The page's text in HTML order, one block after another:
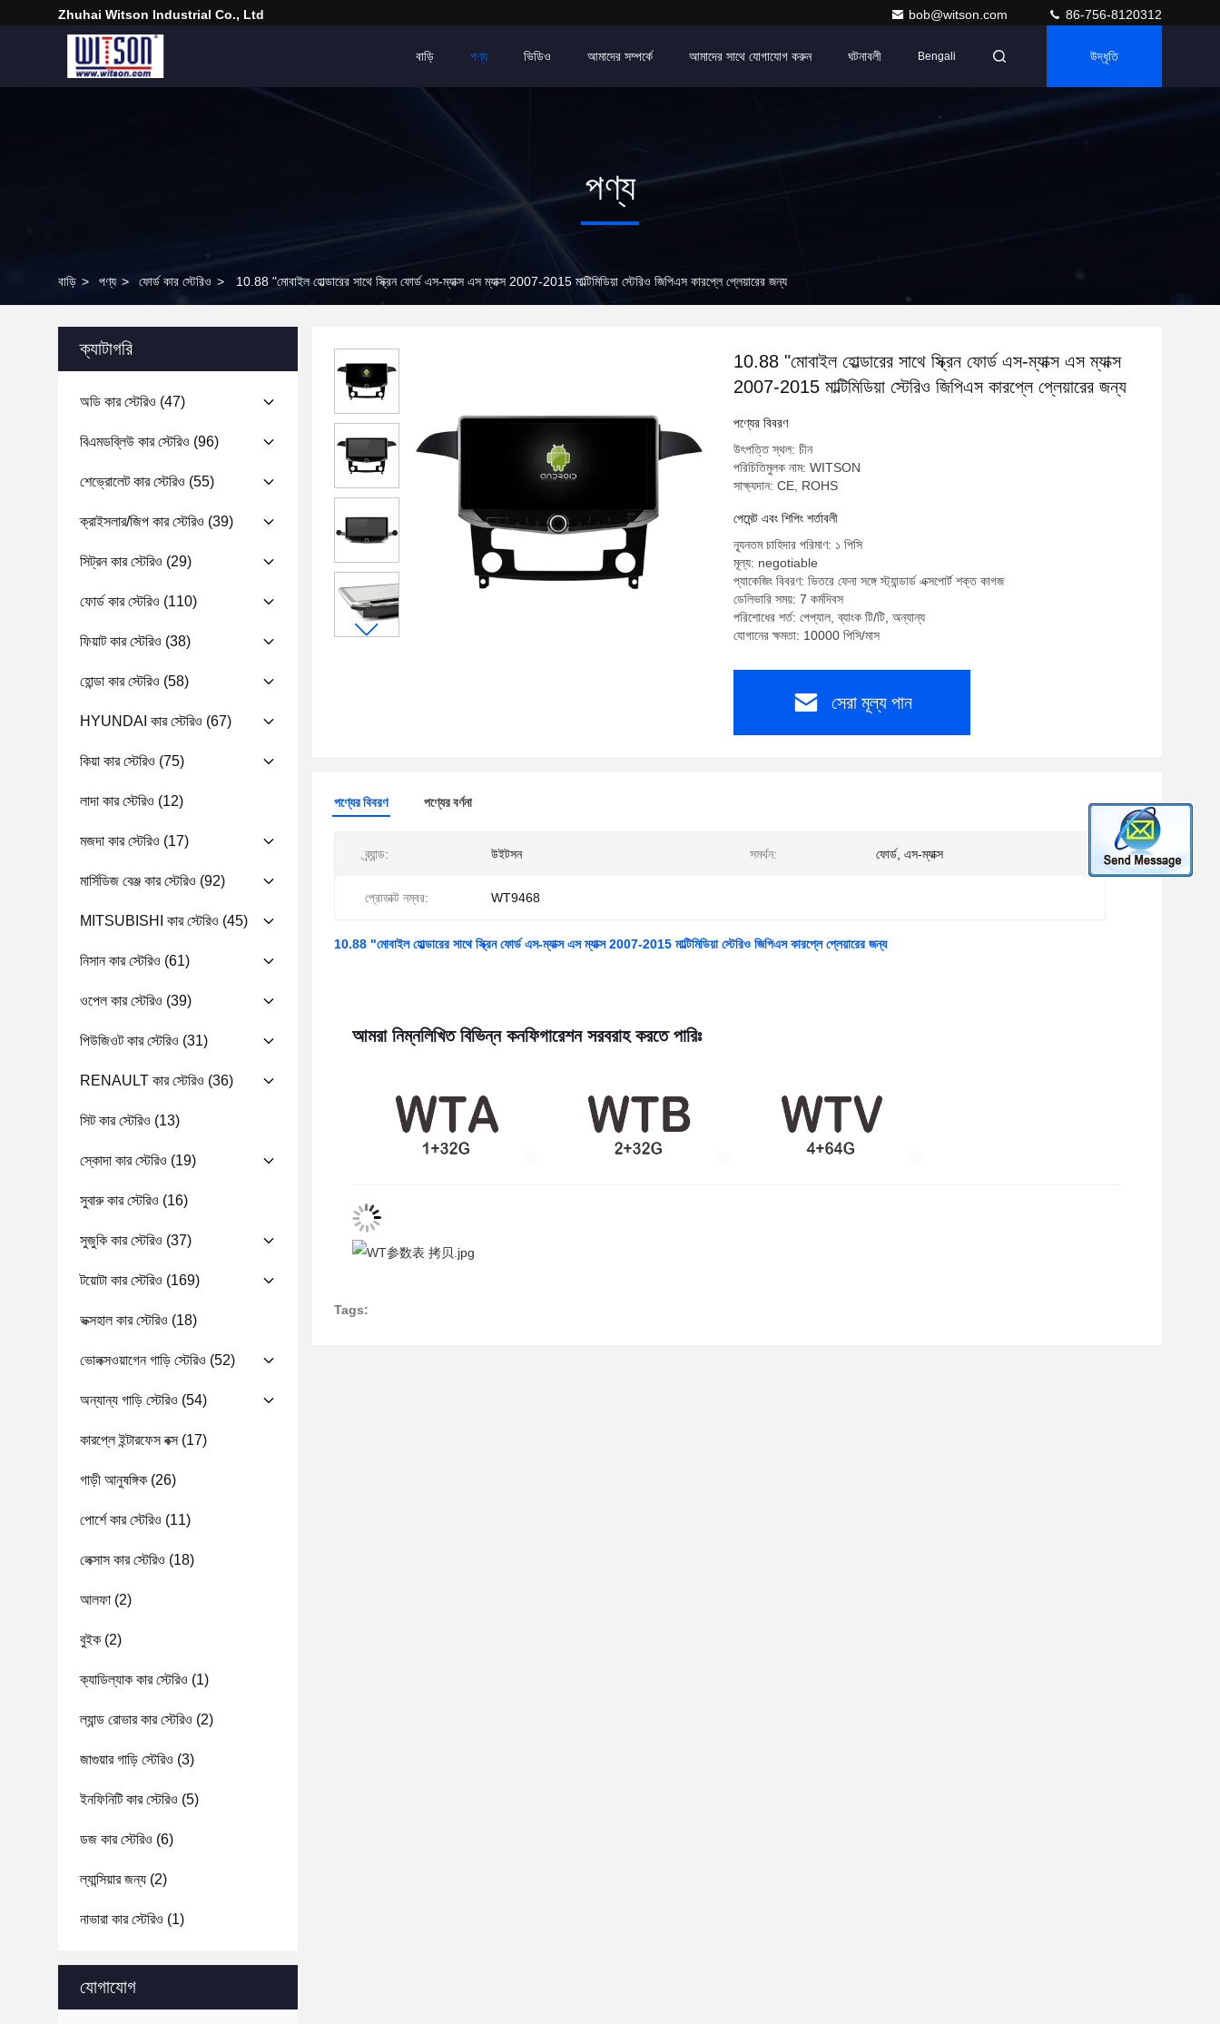
Zhuhai Witson Industrial Co., Ltd bob@witson.com 86-756-8120312
বাড়ি পণ্য ভিডিও আমাদের সম্পর্কে আমাদের সাথে যোগাযোগ করুন ঘটনাবলী Bengali উদ্ধৃতি
পণ্য
বাড়ি > পণ্য > ফোর্ড কার স্টেরিও > 10.88 "মোবাইল হোল্ডারের সাথে স্ক্রিন ফোর্ড এস-ম্যাক্স এস ম্যাক্স 2007-2015 মাল্টিমিডিয়া স্টেরিও জিপিএস কারপ্লে প্লেয়ারের জন্য
ক্যাটাগরি
অডি কার স্টেরিও (47)
বিএমডব্লিউ কার স্টেরিও (96)
শেভ্রোলেট কার স্টেরিও (55)
ক্রাইসলার/জিপ কার স্টেরিও (39)
সিট্রন কার স্টেরিও (29)
ফোর্ড কার স্টেরিও (110)
ফিয়াট কার স্টেরিও (38)
হোন্ডা কার স্টেরিও (58)
HYUNDAI কার স্টেরিও (67)
কিয়া কার স্টেরিও (75)
লাদা কার স্টেরিও (12)
মজদা কার স্টেরিও (17)
মার্সিডিজ বেঞ্জ কার স্টেরিও (92)
MITSUBISHI কার স্টেরিও (45)
নিসান কার স্টেরিও (61)
ওপেল কার স্টেরিও (39)
পিউজিওট কার স্টেরিও (31)
RENAULT কার স্টেরিও (36)
সিট কার স্টেরিও (13)
স্কোদা কার স্টেরিও (19)
সুবারু কার স্টেরিও (16)
সুজুকি কার স্টেরিও (37)
টয়োটা কার স্টেরিও (169)
ভক্সহাল কার স্টেরিও (18)
ভোলক্সওয়াগেন গাড়ি স্টেরিও (52)
অন্যান্য গাড়ি স্টেরিও (54)
কারপ্লে ইন্টারফেস বক্স(17)
গাড়ী আনুষঙ্গিক (26)
পোর্শে কার স্টেরিও (11)
লেক্সাস কার স্টেরিও (18)
আলফা (2)
বুইক (2)
ক্যাডিল্যাক কার স্টেরিও (1)
ল্যান্ড রোভার কার স্টেরিও (2)
জাগুয়ার গাড়ি স্টেরিও (3)
ইনফিনিটি কার স্টেরিও (5)
ডজ কার স্টেরিও (6)
ল্যান্সিয়ার জন্য (2)
নাভারা কার স্টেরিও (1)
যোগাযোগ
10.88 "মোবাইল হোল্ডারের সাথে স্ক্রিন ফোর্ড এস-ম্যাক্স এস ম্যাক্স
2007-2015 মাল্টিমিডিয়া স্টেরিও জিপিএস কারপ্লে প্লেয়ারের জন্য
পণ্যের বিবরণ
উৎপত্তি স্থল: চীন
পরিচিতিমুলক নাম: WITSON
সাক্ষ্যদান: CE, ROHS
পেমেন্ট এবং শিপিং শর্তাবলী
ন্যূনতম চাহিদার পরিমাণ: ১ পিসি
মূল্য: negotiable
প্যাকেজিং বিবরণ: ভিতরে ফেনা সঙ্গে স্ট্যান্ডার্ড এক্সপোর্ট শক্ত কাগজ
ডেলিভারি সময়: 7 কর্মদিবস
পরিশোধের শর্ত: পেপ্যাল, ব্যাংক টি/টি, অন্যান্য
যোগানের ক্ষমতা: 10000 পিসি/মাস
সেরা মূল্য পান
পণ্যের বিবরণ পণ্যের বর্ণনা
ব্র্যান্ড: উইটসন সমর্থন: ফোর্ড, এস-ম্যাক্স
প্রোডাক্ট নম্বর: WT9468
10.88 "মোবাইল হোল্ডারের সাথে স্ক্রিন ফোর্ড এস-ম্যাক্স এস ম্যাক্স 2007-2015 মাল্টিমিডিয়া স্টেরিও জিপিএস কারপ্লে প্লেয়ারের জন্য
আমরা নিম্নলিখিত বিভিন্ন কনফিগারেশন সরবরাহ করতে পারিঃ
Tags: